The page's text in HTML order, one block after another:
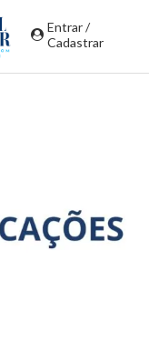
Entrar /
Cadastrar